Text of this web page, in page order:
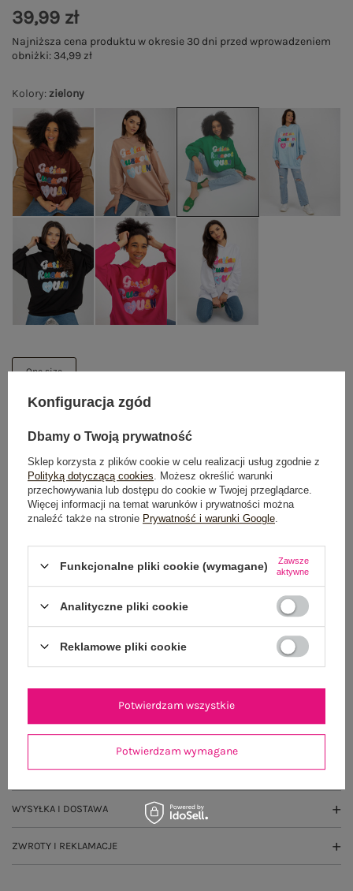
Kolory:zielony
One size
39,99 zł
Najniższa cena produktu w okresie 30 dni przed wprowadzeniem
obniżki: 34,99 zł
Możesz kupić także poprzez:
Do darmowej dostawy brakuje 200,00 zł
100 dni na zwrot
GŁÓWNE PARAMETRY
OPINIE O PRODUKCIE (0)
WYSYŁKA I DOSTAWA
ZWROTY I REKLAMACJE
Konfiguracja zgód
Dbamy o Twoją prywatność
Sklep korzysta z plików cookie w celu realizacji usług zgodnie z
Polityką dotyczącą cookies . Możesz określić warunki
przechowywania lub dostępu do cookie w Twojej przeglądarce.
Więcej informacji na temat warunków i prywatności można
znaleźć także na stronie Prywatność i warunki Google
Funkcjonalne pliki cookie (wymagane)
Zawsze
aktywne
Analityczne pliki cookie
Reklamowe pliki cookie
Potwierdzam wymagane
Potwierdzam wszystkie